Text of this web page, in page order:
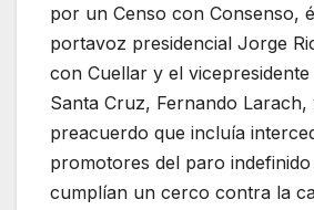
por un Censo con Consenso,
portavoz presidencial Jorge
con Cuellar y el
Santa Cruz, Fernando
preacuerdo que incluía
promotores del paro
cumplían un cerco contra la